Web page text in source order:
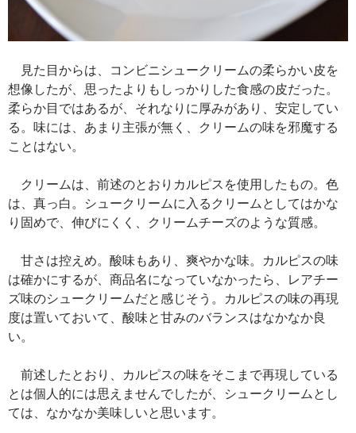
見た目からは、コンビニシュークリームの柔らかい皮を
想像したが、思ったよりもしっかりした食感の皮だった。
柔らか目ではあるが、それなりに厚みがあり、安定してい
る。味には、あまり主張が無く、クリームの味を邪魔する
ことはない。
クリームは、前述のとおりカルピスを使用したもの。色
は、真っ白。シュークリームに入るクリームとしてはかな
り固めで、伸びにくく、クリームチーズのような質感。
甘さは控えめ。酸味もあり、爽やかな味。カルピスの味
は確かにするが、商品名になっていなかったら、レアチー
ズ味のシュークリームだと感じそう。カルピスの味の再現
度は置いておいて、酸味と甘みのバランスはなかなか良
い。
前述したとおり、カルピスの味をそこまで再現している
とは個人的には思えませんでしたが、シュークリームとし
ては、なかなか美味しいと思います。